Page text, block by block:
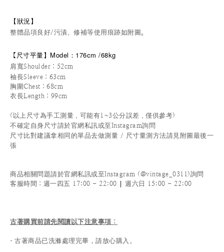
【狀況】
整體品項良好/污漬、修補等使用痕跡如附圖。
【 尺寸平量】 Model：176cm /68kg
肩寬Shoulder：52cm
袖長Sleeve：63cm
胸圍Chest：68cm
衣長Length：99cm
(以上尺寸為手工測量，可能有1~3公分誤差，僅供參考)
不確定自身尺寸請於官網私訊或至Instagram詢問
尺寸比對建議拿相同的單品去做測量 / 尺寸量測方法請見附圖最後一
張
商品相關問題請於官網私訊或至Instagram (@vintage_0311)詢問
客服時間 ：週一四五 17:00 - 22:00 | 週六日 15:00 - 22:00
古著購買前請先閱讀以下注意事項 ：
- 古著商品已洗滌處理完畢，請放心購入。